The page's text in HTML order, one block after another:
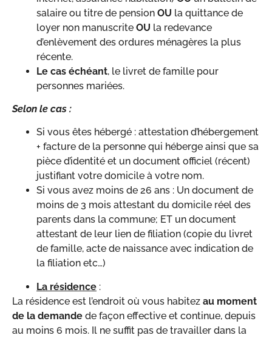
salaire ou titre de pension OU la quittance de
loyer non manuscrite OU la redevance
d’enlèvement des ordures ménagères la plus
récente.
Le cas échéant, le livret de famille pour
personnes mariées.
Selon le cas :
Si vous êtes hébergé : attestation d’hébergement
+ facture de la personne qui héberge ainsi que sa
pièce d’identité et un document officiel (récent)
justifiant votre domicile à votre nom.
Si vous avez moins de 26 ans : Un document de
moins de 3 mois attestant du domicile réel des
parents dans la commune; ET un document
attestant de leur lien de filiation (copie du livret
de famille, acte de naissance avec indication de
la filiation etc…)
La résidence :
La résidence est l’endroit où vous habitez au moment
de la demande de façon effective et continue, depuis
au moins 6 mois. Il ne suffit pas de travailler dans la